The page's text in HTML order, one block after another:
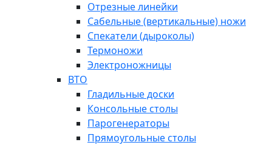
Отрезные линейки
Сабельные (вертикальные) ножи
Спекатели (дыроколы)
Термоножи
Электроножницы
ВТО
Гладильные доски
Консольные столы
Парогенераторы
Прямоугольные столы